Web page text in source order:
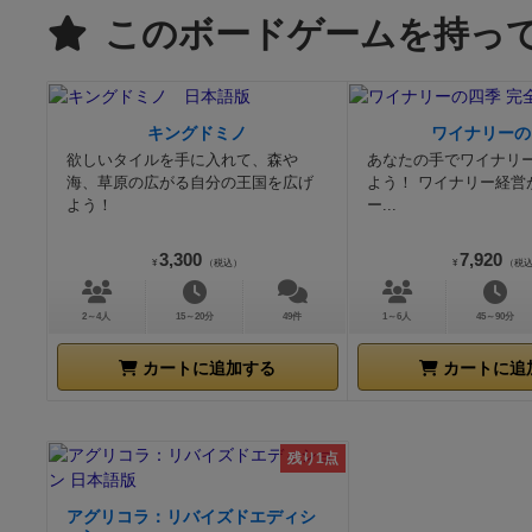
このボードゲームを持っ
キングドミノ
欲しいタイルを手に入れて、森や
海、草原の広がる自分の王国を広げ
よう！
¥ 3,300 （税込）
2～4人 15～20分 49件
カートに追加する
ワイナリー
あなたの手でワイナリ
よう！ ワイナリー経営
ー...
¥ 7,920 （税
1～6人 45～90分
カートに追
残り1点
アグリコラ：リバイズドエディシ